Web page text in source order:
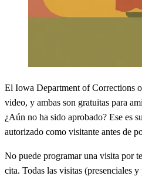
El Iowa Department of Corrections
video, y ambas son gratuitas para
¿Aún no ha sido aprobado? Ese es
autorizado como visitante antes de
No puede programar una visita por
cita. Todas las visitas (presenciales